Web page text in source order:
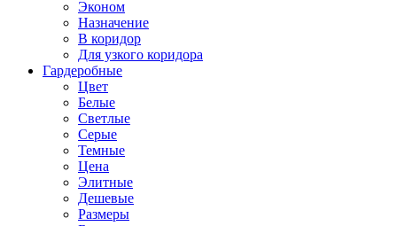
Эконом
Назначение
В коридор
Для узкого коридора
Гардеробные
Цвет
Белые
Светлые
Серые
Темные
Цена
Элитные
Дешевые
Размеры